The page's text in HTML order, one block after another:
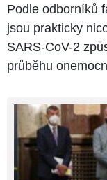
Podle odborníků
jsou prakticky
SARS-CoV-2
průběhu